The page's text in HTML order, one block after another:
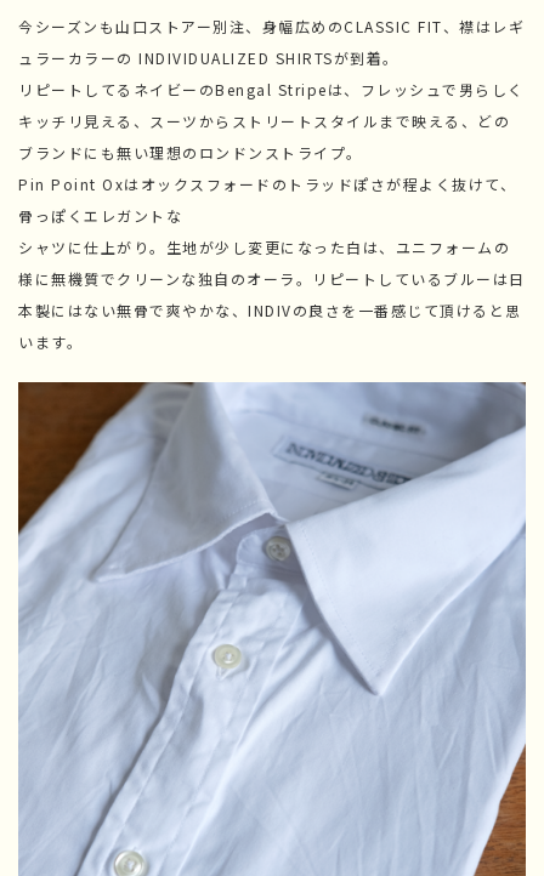
今シーズンも山口ストアー別注、身幅広めのCLASSIC FIT、襟はレギ
ュラーカラーの INDIVIDUALIZED SHIRTSが到着。
リピートしてるネイビーのBengal Stripeは、フレッシュで男らしく
キッチリ見える、スーツからストリートスタイルまで映える、どの
ブランドにも無い理想のロンドンストライプ。
Pin Point Oxはオックスフォードのトラッドぽさが程よく抜けて、
骨っぽくエレガントな
シャツに仕上がり。生地が少し変更になった白は、ユニフォームの
様に無機質でクリーンな独自のオーラ。リピートしているブルーは日
本製にはない無骨で爽やかな、INDIVの良さを一番感じて頂けると思
います。